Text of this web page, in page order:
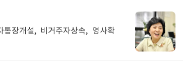
통장개설, 비거주자상속, 영사확